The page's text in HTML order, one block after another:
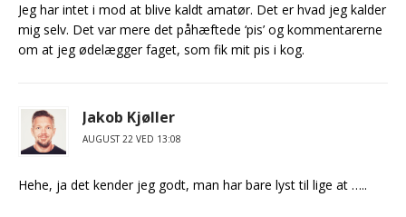
Jeg har intet i mod at blive kaldt amatør. Det er hvad jeg kalder
mig selv. Det var mere det påhæftede ‘pis’ og kommentarerne
om at jeg ødelægger faget, som fik mit pis i kog.
Jakob Kjøller
AUGUST 22 VED 13:08
Hehe, ja det kender jeg godt, man har bare lyst til lige at …..